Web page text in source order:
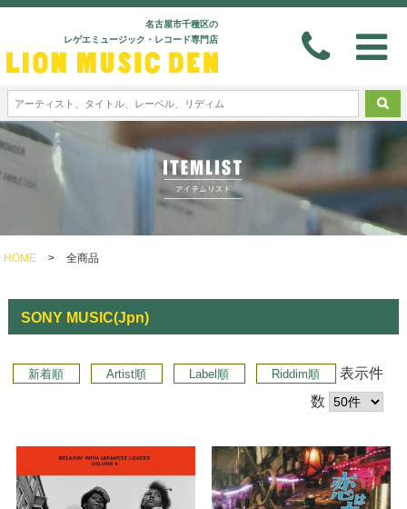
名古屋市千種区の
レゲエミュージック・レコード専門店
HOME > 全商品
SONY MUSIC(Jpn)
新着順 Artist順 Label順 Riddim順
表示件
数